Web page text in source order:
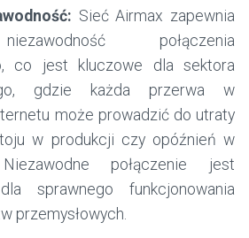
Sieć Airmax zapewnia
połączenia
co jest kluczowe dla sektora
gdzie każda przerwa w
może prowadzić do utraty
w produkcji czy opóźnień w
Niezawodne połączenie jest
sprawnego funkcjonowania
przemysłowych.